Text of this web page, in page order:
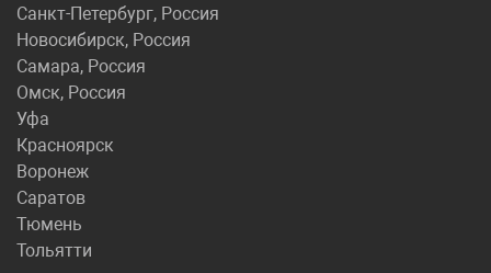
Санкт-Петербург, Россия
Новосибирск, Россия
Самара, Россия
Омск, Россия
Уфа
Красноярск
Воронеж
Саратов
Тюмень
Тольятти